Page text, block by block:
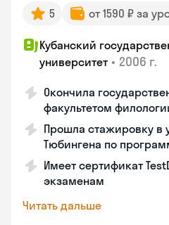
5 от 1590 ₽ за
Кубанский
университет • 2006 г.
Окончила
факультетом
Прошла стажировку в
Тюбингена по
Имеет сертификат
экзаменам
Читать дальше